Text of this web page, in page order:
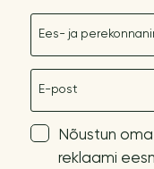
Nõustun
reklaami